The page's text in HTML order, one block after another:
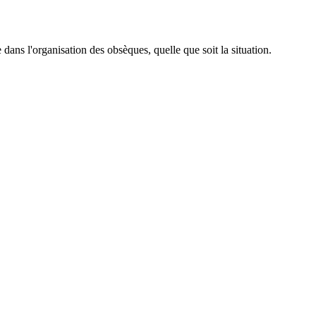
l'organisation des obsèques, quelle que soit la situation.